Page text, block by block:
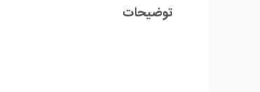
توضیحات